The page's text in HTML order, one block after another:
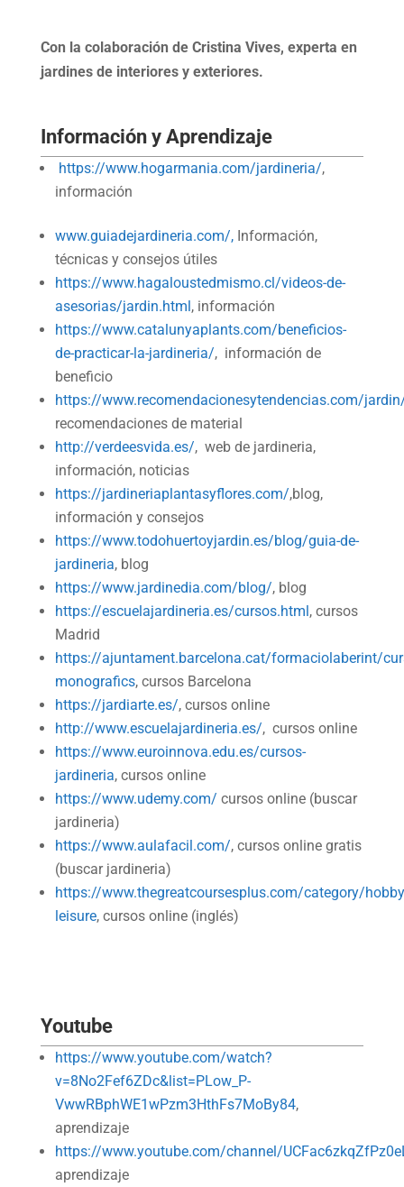
Con la colaboración de Cristina Vives, experta en
jardines de interiores y exteriores.
Información y Aprendizaje
https://www.hogarmania.com/jardineria/,
información
www.guiadejardineria.com/, Información,
técnicas y consejos útiles
https://www.hagaloustedmismo.cl/videos-de-
asesorias/jardin.html , información
https://www.catalunyaplants.com/beneficios-
de-practicar-la-jardineria/, información de
beneficio
https://www.recomendacionesytendencias.com/
recomendaciones de material
http://verdeesvida.es/, web de jardineria,
información, noticias
https://jardineriaplantasyflores.com/,blog,
información y consejos
https://www.todohuertoyjardin.es/blog/guia-de-
jardineria, blog
https://www.jardinedia.com/blog/, blog
https://escuelajardineria.es/cursos.html , cursos
Madrid
https://ajuntament.barcelona.cat/formaciolaberint/
monografics, cursos Barcelona
https://jardiarte.es/, cursos online
http://www.escuelajardineria.es/, cursos online
https://www.euroinnova.edu.es/cursos-
jardineria, cursos online
https://www.udemy.com/ cursos online (buscar
jardineria)
https://www.aulafacil.com/, cursos online gratis
(buscar jardineria)
https://www.thegreatcoursesplus.com/category/
leisure, cursos online (inglés)
Youtube
https://www.youtube.com/watch?
v=8No2Fef6ZDc&list=PLow_P-
VwwRBphWE1wPzm3HthFs7MoBy84,
aprendizaje
https://www.youtube.com/channel/
aprendizaje